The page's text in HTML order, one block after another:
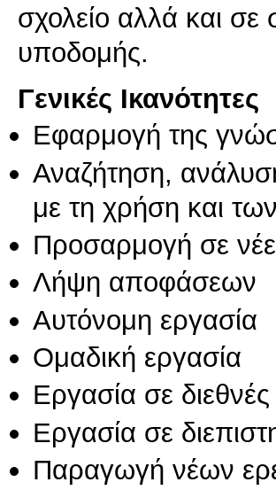
σχολείο αλλά και
υποδομής.
Γενικές Ικανότητες
Εφαρμογή της
Αναζήτηση,
με τη χρήση και
Προσαρμογή σε
Λήψη αποφάσεων
Αυτόνομη εργασία
Ομαδική εργασία
Εργασία σε
Εργασία σε
Παραγωγή νέων